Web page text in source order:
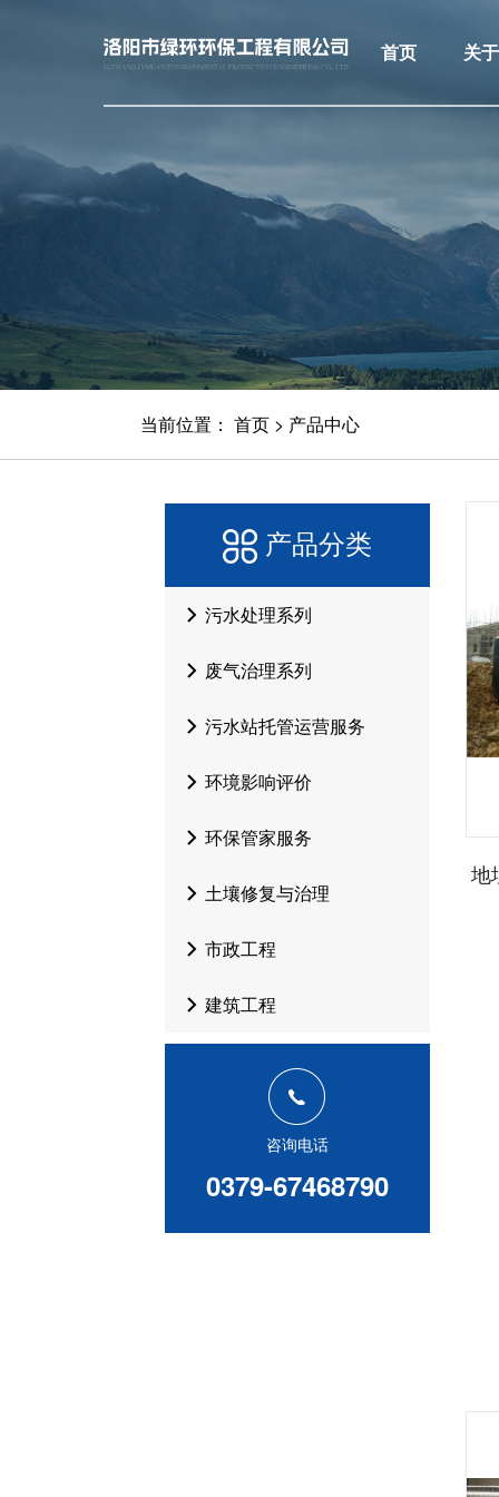
首页 关
当前位置： 首页> 产品中心
产品分类
污水处理系列
废气治理系列
污水站托管运营服务
环境影响评价
环保管家服务
土壤修复与治理
市政工程
建筑工程
咨询电话
0379-67468790